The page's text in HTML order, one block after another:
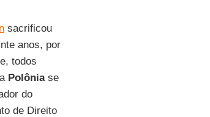
sacrificou
anos, por
todos
Polôniase
do
de Direito